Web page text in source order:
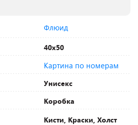
Флюид
40х50
Картина по номерам
Унисекс
Коробка
Кисти, Краски, Холст